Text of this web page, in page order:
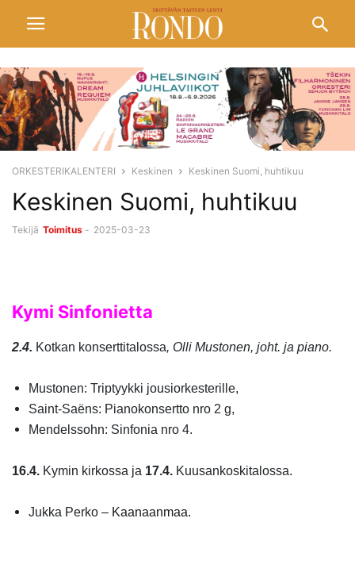
ORKESTERIKALENTERI Keskinen Keskinen Suomi, huhtikuu
Keskinen Suomi, huhtikuu
Tekijä Toimitus - 2025-03-23
Kymi Sinfonietta
2.4. Kotkan konserttitalossa, Olli Mustonen, joht. ja piano.
Mustonen: Triptyykki jousiorkesterille,
Saint-Saëns: Pianokonsertto nro 2 g,
Mendelssohn: Sinfonia nro 4.
16.4. Kymin kirkossa ja 17.4. Kuusankoskitalossa.
Jukka Perko – Kaanaanmaa.